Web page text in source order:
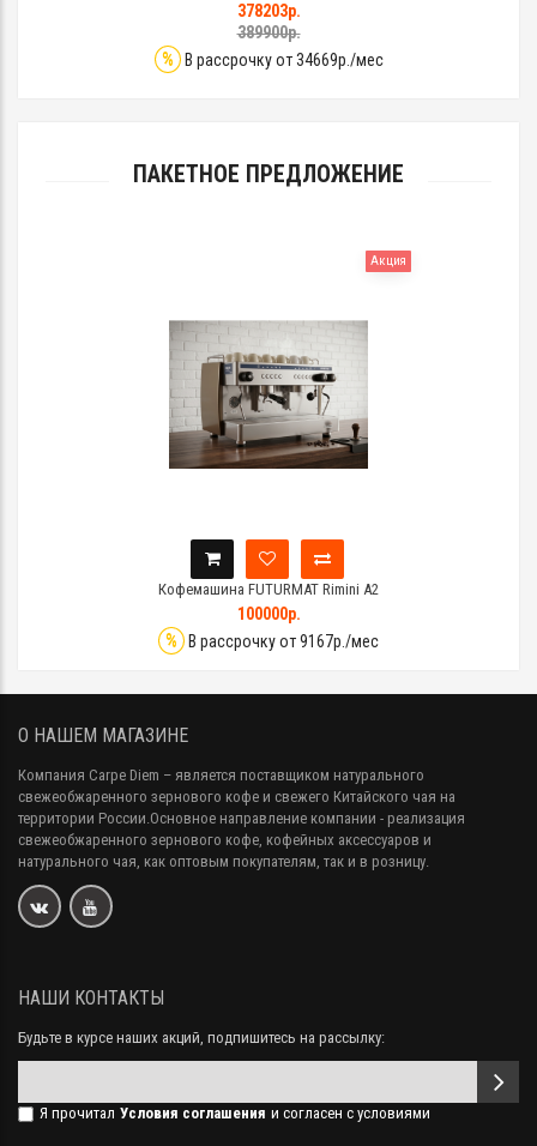
378203р.
389900р.
% В рассрочку от 34669р./мес
ПАКЕТНОЕ ПРЕДЛОЖЕНИЕ
Акция
Кофемашина FUTURMAT Rimini A2
100000р.
% В рассрочку от 9167р./мес
О НАШЕМ МАГАЗИНЕ
Компания Carpe Diem – является поставщиком натурального
свежеобжаренного зернового кофе и свежего Китайского чая на
территории России.Основное направление компании - реализация
свежеобжаренного зернового кофе, кофейных аксессуаров и
натурального чая, как оптовым покупателям, так и в розницу.
НАШИ КОНТАКТЫ
Будьте в курсе наших акций, подпишитесь на рассылку:
Я прочитал Условия соглашения и согласен с условиями